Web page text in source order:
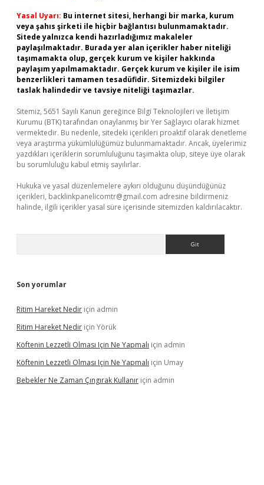
Yasal Uyarı: Bu internet sitesi, herhangi bir marka, kurum
veya şahıs şirketi ile hiçbir bağlantısı bulunmamaktadır.
Sitede yalnızca kendi hazırladığımız makaleler
paylaşılmaktadır. Burada yer alan içerikler haber niteliği
taşımamakta olup, gerçek kurum ve kişiler hakkında
paylaşım yapılmamaktadır. Gerçek kurum ve kişiler ile isim
benzerlikleri tamamen tesadüfidir. Sitemizdeki bilgiler
taslak halindedir ve tavsiye niteliği taşımazlar.
Sitemiz, 5651 Sayılı Kanun gereğince Bilgi Teknolojileri ve İletişim
Kurumu (BTK) tarafından onaylanmış bir Yer Sağlayıcı olarak hizmet
vermektedir. Bu nedenle, sitedeki içerikleri proaktif olarak denetleme
veya araştırma yükümlülüğümüz bulunmamaktadır. Ancak, üyelerimiz
yazdıkları içeriklerin sorumluluğunu taşımakta olup, siteye üye olarak
bu sorumluluğu kabul etmiş sayılırlar.
Hukuka ve yasal düzenlemelere aykırı olduğunu düşündüğünüz
içerikleri, backlinkpanelicomtr@gmail.com adresine bildirmeniz
halinde, ilgili içerikler yasal süre içerisinde sitemizden kaldırılacaktır.
Son yorumlar
Ritim Hareket Nedir için admin
Ritim Hareket Nedir için Yörük
Köftenin Lezzetli Olması Için Ne Yapmalı için admin
Köftenin Lezzetli Olması Için Ne Yapmalı için Umay
Bebekler Ne Zaman Çıngırak Kullanır için admin